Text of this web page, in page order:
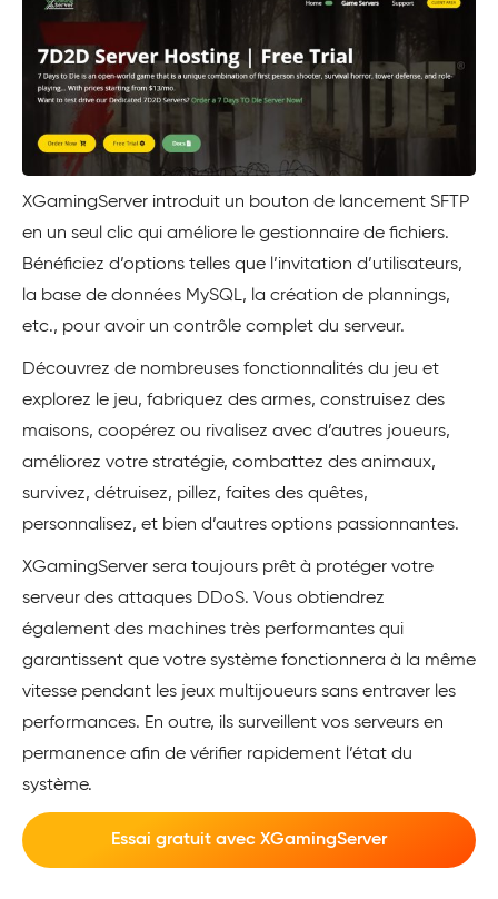
XGamingServer introduit un bouton de lancement SFTP
en un seul clic qui améliore le gestionnaire de fichiers.
Bénéficiez d’options telles que l’invitation d’utilisateurs,
la base de données MySQL, la création de plannings,
etc., pour avoir un contrôle complet du serveur.
Découvrez de nombreuses fonctionnalités du jeu et
explorez le jeu, fabriquez des armes, construisez des
maisons, coopérez ou rivalisez avec d’autres joueurs,
améliorez votre stratégie, combattez des animaux,
survivez, détruisez, pillez, faites des quêtes,
personnalisez, et bien d’autres options passionnantes.
XGamingServer sera toujours prêt à protéger votre
serveur des attaques DDoS. Vous obtiendrez
également des machines très performantes qui
garantissent que votre système fonctionnera à la même
vitesse pendant les jeux multijoueurs sans entraver les
performances. En outre, ils surveillent vos serveurs en
permanence afin de vérifier rapidement l’état du
système.
Essai gratuit avec XGamingServer